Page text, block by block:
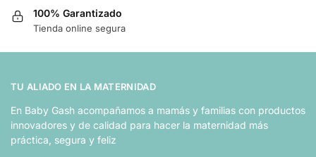
100% Garantizado
Tienda online segura
TU ALIADO EN LA MATERNIDAD
En Baby Gash acompañamos a mamás y familias con productos
innovadores y de calidad para hacer la maternidad más
práctica, segura y feliz